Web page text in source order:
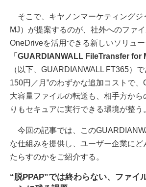
そこで、キヤノンマーケティングジ
MJ）が提案するのが、社外へのファ
OneDriveを活用できる新しいソリュ
「GUARDIANWALL FileTransfer for
（以下、GUARDIANWALL FT365）
150円／月”のわずかな追加コストで
大容量ファイルの転送も、相手方から
りもセキュアに実行できる環境が整う
今回の記事では、この
な仕組みを提供し、ユーザー企業にど
たらすのかをご紹介する。
“脱PPAP”では終わらない、ファイ